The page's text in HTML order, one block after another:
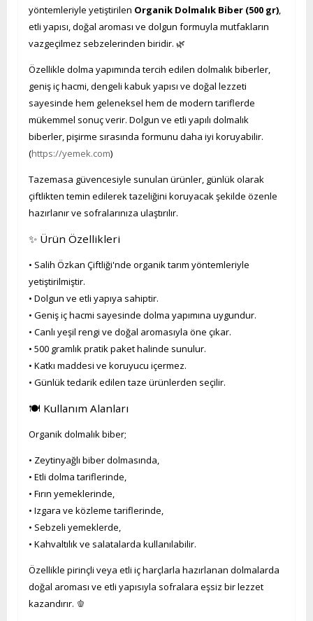
yöntemleriyle yetiştirilen Organik Dolmalık Biber (500 gr),
etli yapısı, doğal aroması ve dolgun formuyla mutfakların
vazgeçilmez sebzelerinden biridir. 🌿
Özellikle dolma yapımında tercih edilen dolmalık biberler,
geniş iç hacmi, dengeli kabuk yapısı ve doğal lezzeti
sayesinde hem geleneksel hem de modern tariflerde
mükemmel sonuç verir. Dolgun ve etli yapılı dolmalık
biberler, pişirme sırasında formunu daha iyi koruyabilir.
(https://yemek.com)
Tazemasa güvencesiyle sunulan ürünler, günlük olarak
çiftlikten temin edilerek tazeliğini koruyacak şekilde özenle
hazırlanır ve sofralarınıza ulaştırılır.
✨ Ürün Özellikleri
• Salih Özkan Çiftliği'nde organik tarım yöntemleriyle
yetiştirilmiştir.
• Dolgun ve etli yapıya sahiptir.
• Geniş iç hacmi sayesinde dolma yapımına uygundur.
• Canlı yeşil rengi ve doğal aromasıyla öne çıkar.
• 500 gramlık pratik paket halinde sunulur.
• Katkı maddesi ve koruyucu içermez.
• Günlük tedarik edilen taze ürünlerden seçilir.
🍽️ Kullanım Alanları
Organik dolmalık biber;
• Zeytinyağlı biber dolmasında,
• Etli dolma tariflerinde,
• Fırın yemeklerinde,
• Izgara ve közleme tariflerinde,
• Sebzeli yemeklerde,
• Kahvaltılık ve salatalarda kullanılabilir.
Özellikle pirinçli veya etli iç harçlarla hazırlanan dolmalarda
doğal aroması ve etli yapısıyla sofralara eşsiz bir lezzet
kazandırır. 🫑